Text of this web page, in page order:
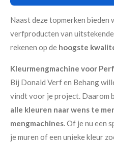
Naast deze topmerken bieden
verfproducten van
rekenen op de hoogste
Kleurmengmachine voor
Bij Donald Verf en Behang
vindt voor je project. Daarom
alle kleuren naar wens te
mengmachines. Of je nu een
je muren of een unieke kleur